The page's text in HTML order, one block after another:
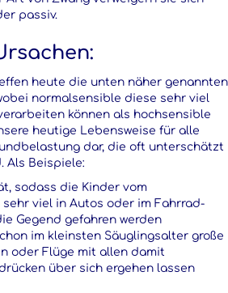
passiv.
heute die unten näher genannten
normalsensible diese sehr viel
können als hochsensible
heutige Lebensweise für alle
dar, die oft unterschätzt
Als Beispiele:
sodass die Kinder vom
viel in Autos oder im Fahrrad-
Gegend gefahren werden
im kleinsten Säuglingsalter große
oder Flüge mit allen damit
über sich ergehen lassen